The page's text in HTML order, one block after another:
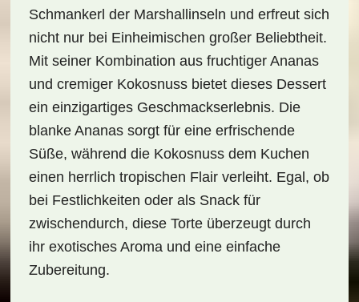
Schmankerl der Marshallinseln und erfreut sich
nicht nur bei Einheimischen großer Beliebtheit.
Mit seiner Kombination aus fruchtiger Ananas
und cremiger Kokosnussbietet dieses Dessert
ein einzigartiges Geschmackserlebnis. Die
blanke Ananas sorgt für eine erfrischende
Süße, während die Kokosnuss dem Kuchen
einen herrlich tropischen Flairverleiht. Egal, ob
bei Festlichkeiten oder als Snack für
zwischendurch, diese Torte überzeugt durch
ihr exotisches Aromaund eine einfache
Zubereitung.